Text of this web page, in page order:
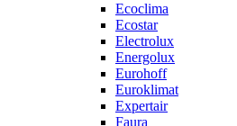
Ecoclima
Ecostar
Electrolux
Energolux
Eurohoff
Euroklimat
Expertair
Faura